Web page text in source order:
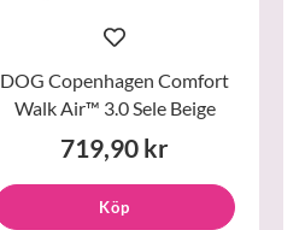
DOG Copenhagen Comfort
Walk Air™ 3.0 Sele Beige
719,90 kr
Köp